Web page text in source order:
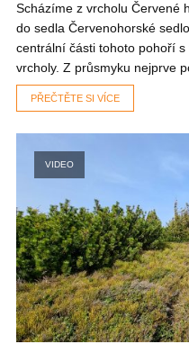
Scházíme z vrcholu Červené
do sedla Červenohorské
centrální části tohoto pohoří
vrcholy. Z průsmyku nejprve
PŘEČTĚTE SI VÍCE
VIDEO